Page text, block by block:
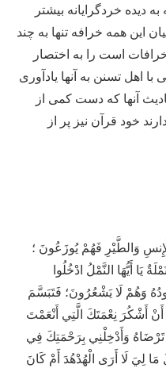
دیده خردگرایانه بیشتر
این همه خرافه تنها به چند
است را به اختصار
اهل تسنن به آنها یادآوری
آنها که دست کمی از
خود قرآن نیز پر از
وَالطَّيْرِ فَهُمْ يُوزَعُونَ ؛
يَا أَيُّهَا النَّمْلُ ادْخُلُوا
وَهُمْ لَا يَشْعُرُونَ؛ فَتَبَسَّمَ
أَشْكُرَ نِعْمَتَكَ الَّتِي أَنْعَمْتَ
وَأَدْخِلْنِي بِرَحْمَتِكَ فِي
لِيَ لَا أَرَى الْهُدْهُدَ أَمْ كَانَ